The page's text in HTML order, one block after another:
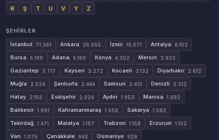
R
Ş T U V Y Z
ŞEHIRLER
İstanbul
71.361 Ankara 26.655 İzmir 15.071 Antalya 6.102
Bursa 5.199 Adana 5.169 Konya 4.302 Mersin 3.923
Gaziantep 3.717 Kayseri 3.272 Kocaeli 3.132 Diyarbakır 2.612
Muğla 2.524 Şanlıurfa 2.444 Samsun 2.431 Denizli 2.312
Hatay 2.155 Eskişehir 2.024 Aydın 1.953 Manisa 1.892
Balıkesir 1.891 Kahramanmaraş 1.658 Sakarya 1.582
Tekirdağ 1.471 Malatya 1.187 Trabzon 1.158 Erzurum 1.102
Van 1.075 Çanakkale 943 Osmaniye 929